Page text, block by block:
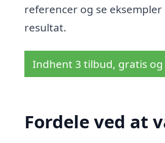
referencer og se
resultat.
Indhent 3 tilbud, gratis
Fordele ved at